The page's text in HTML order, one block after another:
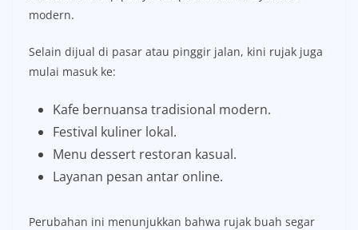
modern.
Selain dijual di pasar atau pinggir jalan, kini rujak juga
mulai masuk ke:
Kafe bernuansa tradisional modern.
Festival kuliner lokal.
Menu dessert restoran kasual.
Layanan pesan antar online.
Perubahan ini menunjukkan bahwa rujak buah segar